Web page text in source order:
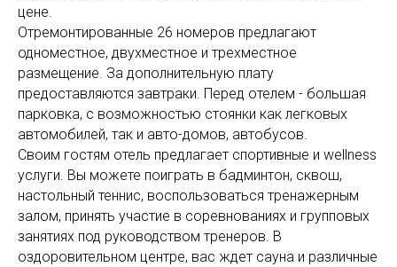
цене.
Отремонтированные 26 номеров предлагают
одноместное, двухместное и трехместное
размещение. За дополнительную плату
предоставляются завтраки. Перед отелем - большая
парковка, с возможностью стоянки как легковых
автомобилей, так и авто-домов, автобусов.
Своим гостям отель предлагает спортивные и wellness
услуги. Вы можете поиграть в бадминтон, сквош,
настольный теннис, воспользоваться тренажерным
залом, принять участие в соревнованиях и групповых
занятиях под руководством тренеров. В
оздоровительном центре, вас ждет сауна и различные